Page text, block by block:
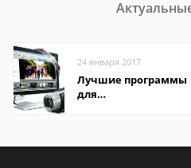
24 января 2017
Лучшие программы
для